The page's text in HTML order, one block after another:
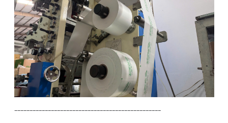
------------------------------------------------